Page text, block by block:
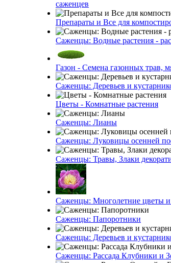
саженцев
Препараты и Все для
Саженцы: Водные растения -
Газон - Семена газонных трав,
Саженцы: Деревьев и
Цветы - Комнатные растения
Саженцы: Лианы
Саженцы: Луковицы осенней
Саженцы: Травы, Злаки
Саженцы: Многолетние цветы и
Саженцы: Папоротники
Саженцы: Деревьев и
Саженцы: Рассада Клубники и